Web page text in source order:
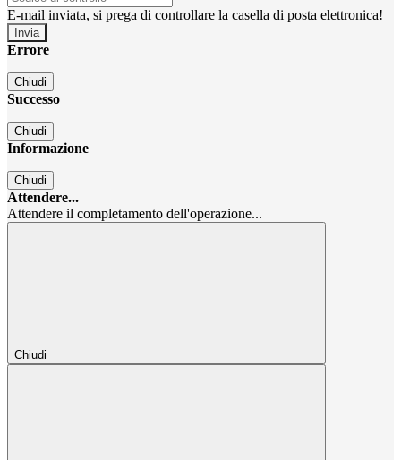
E-mail inviata, si prega di controllare la casella di posta elettronica!
Errore
Chiudi
Successo
Chiudi
Informazione
Chiudi
Attendere...
Attendere il completamento dell'operazione...
Chiudi